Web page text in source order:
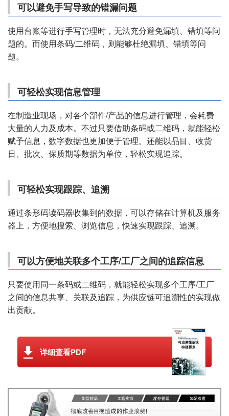
可以避免手写导致的错漏问题
使用台账等进行手写管理时，无法充分避免漏填、错填等问
题的。而使用条码/二维码，则能够杜绝漏填、错填等问
题。
可轻松实现信息管理
在制造业现场，对各个部件/产品的信息进行管理，会耗费
大量的人力及成本。不过只要借助条码或二维码，就能轻松
赋予信息，数字数据也更加便于管理。还能以品目、收货
日、批次、保质期等数据为单位，轻松实现追踪。
可轻松实现跟踪、追溯
通过条形码读码器收集到的数据，可以存储在计算机及服务
器上，方便地搜索、浏览信息，快速实现跟踪、追溯。
可以方便地关联多个工序/工厂之间的追踪信息
只要使用同一条码或二维码，就能轻松实现多个工序/工厂
之间的信息共享、关联及追踪，为供应链可追溯性的实现做
出贡献。
详细查看PDF